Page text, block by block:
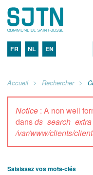
FR NL EN
Accueil Rechercher
Notice : A non well
dans
/var/www/clients/
Saisissez vos mots-clés